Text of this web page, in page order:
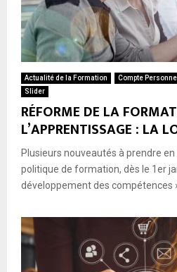
Actualité de la Formation Compte
Slider
RÉFORME DE LA
L’APPRENTISSAGE : LA
Plusieurs nouveautés à prendre
politique de formation, dès le 1er
développement des compétences